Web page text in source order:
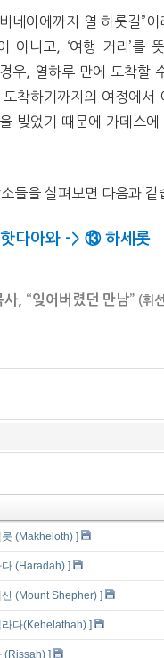
네아에까지 열 하룻길”이
아니고 , ‘여행 거리’를
우
열하루 만에 도착할
착하기까지의 여정에서
빚었기 때문에 가데스
들을 살펴보면 다음과 같
다아와 -> ⑬ 하세롯
사, “잊어버렸던 만남” (휘선
(Makheloth) ]
(Haradah) ]
(Mount Shepher) ]
다(Kehelathah) ]
(Rissah) ]